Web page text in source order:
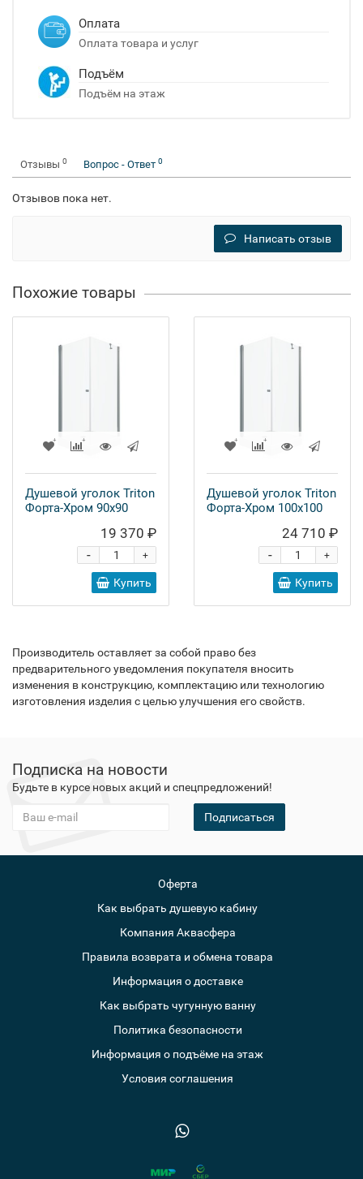
Оплата
Оплата товара и услуг
Подъём
Подъём на этаж
Отзывы 0 Вопрос - Ответ 0
Отзывов пока нет.
Написать отзыв
Похожие товары
Душевой уголок Triton
Форта-Хром 90x90
19 370 ₽
+
-
Купить
Душевой уголок Triton
Форта-Хром 100x100
24 710 ₽
+
-
Купить
Производитель оставляет за собой право без
предварительного уведомления покупателя вносить
изменения в конструкцию, комплектацию или технологию
изготовления изделия с целью улучшения его свойств.
Подписка на новости
Будьте в курсе новых акций и спецпредложений!
Подписаться
Оферта
Как выбрать душевую кабину
Компания Аквасфера
Правила возврата и обмена товара
Информация о доставке
Как выбрать чугунную ванну
Политика безопасности
Информация о подъёме на этаж
Условия соглашения